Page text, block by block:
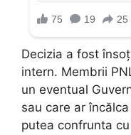
Decizia a fost
intern. Membrii
un eventual
sau care ar
putea confrunta